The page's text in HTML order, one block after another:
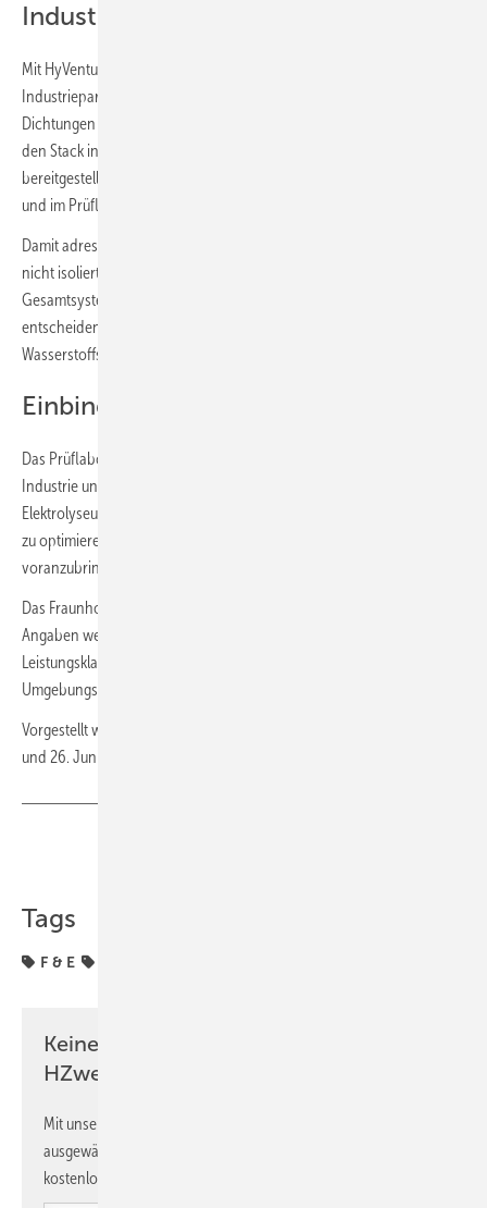
Industriepartner
Mit HyVentus verfolgt das Fraunhofer IWU einen kooperativen Ansatz.
Industriepartner können eigene Komponenten wie Membranen oder
Dichtungen einbringen. Diese werden entweder durch das IWU in
den Stack integriert oder der Stack wird als offene Plattform
bereitgestellt. Partner können dann selbst Komponenten verbauen
und im Prüflabor testen lassen.
Damit adressiere das IWU den Bedarf der Branche, Komponenten
nicht isoliert, sondern unter realen Betriebsbedingungen im
Gesamtsystem zu validieren, heißt es vom Institut. Das sei ein
entscheidender Faktor für Qualität, Lebensdauer und Serienreife von
Wasserstoffsystemen.
Einbindung in die Referenzfabrik.H2
Das Prüflabor ist Teil der Referenzfabrik.H2, eines Netzwerks aus
Industrie und Forschung zur industriellen Skalierung von
Elektrolyseuren und Brennstoffzellen. Ziel sei es, Fertigungsprozesse
zu optimieren, Kosten zu senken und die Serienproduktion
voranzubringen.
Das Fraunhofer IWU will seine Testinfrastruktur nach eigenen
Angaben weiter ausbauen. Künftig sollen eine größere Bandbreite von
Leistungsklassen sowie komplexere Betriebs- und
Umgebungsbedingungen abgebildet werden.
Vorgestellt wird die Plattform auf der Messe „hy.tec mittendrin“ am 25.
und 26. Juni, die erstmals am Fraunhofer IWU stattfindet.
Tags
F & E
Keine Zeit? Kein Problem mit dem
HZwei-Newsletter!
Mit unserem Newsletter erhalten Sie regelmäßig von uns
ausgewählte Informationen und Neuigkeiten, gebündelt und
kostenlos direkt ins Postfach.